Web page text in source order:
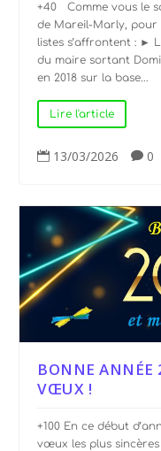
+40 Comme vous le
de Mareil-Marly, pour
listes s’affrontent : ►
du maire sortant
en 2018 sur la base...
Lire l'article
 13/03/2026  0
BONNE ANNÉE
VŒUX !
+100 En ce début
vœux les plus